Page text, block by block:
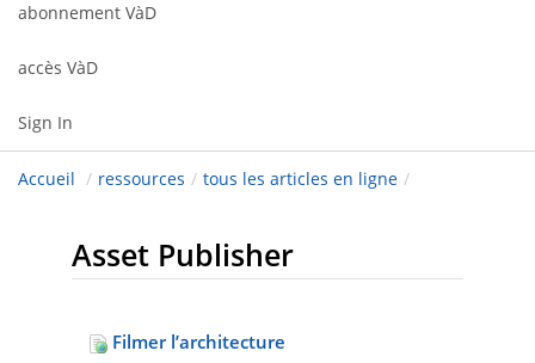
abonnement VàD
accès VàD
Sign In
Accueil / ressources / tous les articles en ligne /
Asset Publisher
Filmer l’architecture